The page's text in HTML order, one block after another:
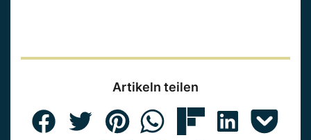
Artikeln teilen